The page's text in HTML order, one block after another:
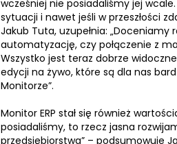
wcześniej nie posiadaliśmy jej
sytuacji i nawet jeśli w przeszłości
Jakub Tuta, uzupełnia:
automatyzację, czy połączenie z
Wszystko jest teraz dobrze
edycji na żywo, które są dla nas
Monitorze”.
Monitor ERP stał się również
posiadaliśmy, to rzecz jasna
przedsiębiorstwa” – podsumowuje